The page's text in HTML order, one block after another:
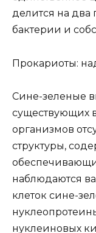
делится на два
бактерии и
Прокариоты:
Сине-зеленые
существующих
организмов
структуры,
наблюдаются
клеток сине-
нуклеиновых